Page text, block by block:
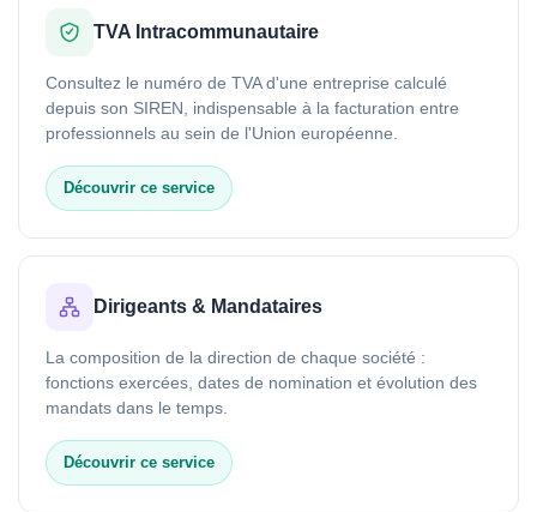
TVA Intracommunautaire
Consultez le numéro de TVA d'une entreprise calculé
depuis son SIREN, indispensable à la facturation entre
professionnels au sein de l'Union européenne.
Découvrir ce service
Dirigeants & Mandataires
La composition de la direction de chaque société :
fonctions exercées, dates de nomination et évolution des
mandats dans le temps.
Découvrir ce service